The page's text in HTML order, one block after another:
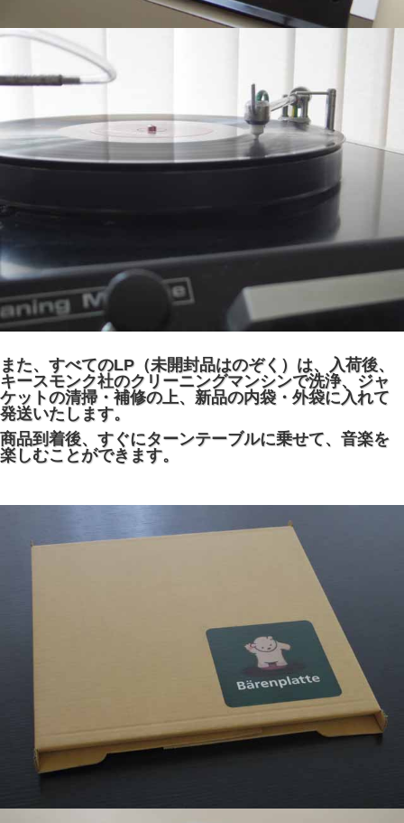
また、すべてのLP（未開封品はのぞく）は、入荷後、
キースモンク社のクリーニングマンシンで洗浄、ジャ
ケットの清掃・補修の上、新品の内袋・外袋に入れて
発送いたします。
商品到着後、すぐにターンテーブルに乗せて、音楽を
楽しむことができます。